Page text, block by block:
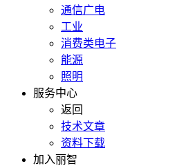
通信广电
工业
消费类电子
能源
照明
服务中心
返回
技术文章
资料下载
加入丽智